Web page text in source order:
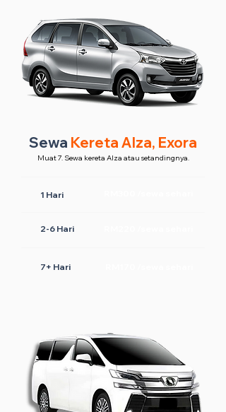
Sewa Kereta Alza, Exora
Muat 7. Sewa kereta Alza atau setandingnya.
1 Hari
2-6 Hari
7+ Hari